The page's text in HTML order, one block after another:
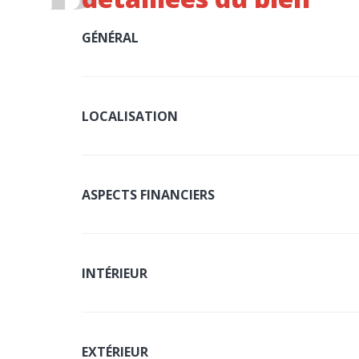
GÉNÉRAL
LOCALISATION
ASPECTS FINANCIERS
INTÉRIEUR
EXTÉRIEUR